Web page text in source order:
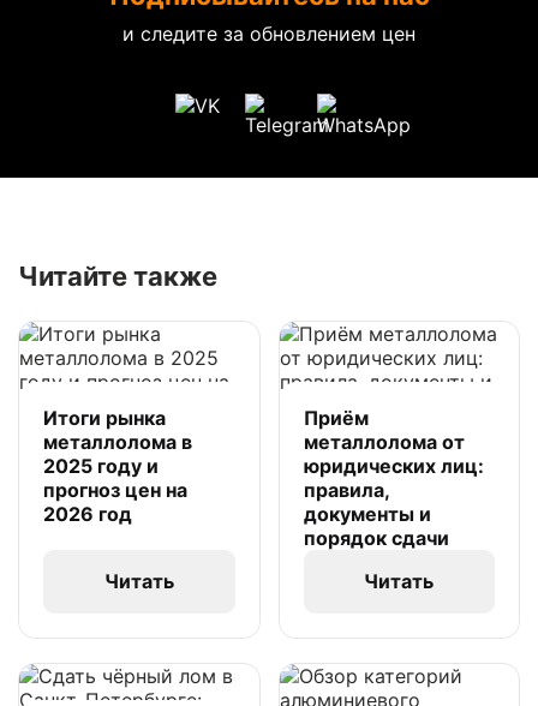
и следите за обновлением цен
Читайте также
Итоги рынка
металлолома в
2025 году и
прогноз цен на
2026 год
Читать
Приём
металлолома от
юридических лиц:
правила,
документы и
порядок сдачи
Читать